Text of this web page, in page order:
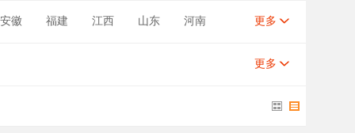
安徽 福建 江西 山东 河南 更多
更多